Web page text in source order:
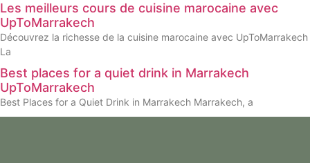
Les meilleurs cours de cuisine marocaine avec
UpToMarrakech
Découvrez la richesse de la cuisine marocaine avec UpToMarrakech
La
Best places for a quiet drink in Marrakech
UpToMarrakech
Best Places for a Quiet Drink in Marrakech Marrakech, a